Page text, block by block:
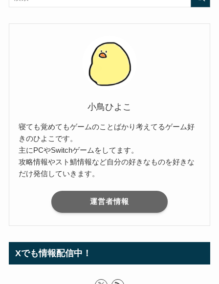
小鳥ひよこ
寝ても覚めてもゲームのことばかり考えてるゲーム好
きのひよこです。
主にPCやSwitchゲームをしてます。
攻略情報やスト鯖情報など自分の好きなものを好きな
だけ発信していきます。
運営者情報
Xでも情報配信中！